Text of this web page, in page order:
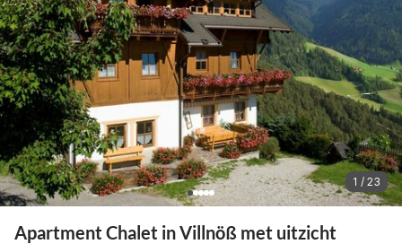
1 / 23
Apartment Chalet in Villnöß met uitzicht